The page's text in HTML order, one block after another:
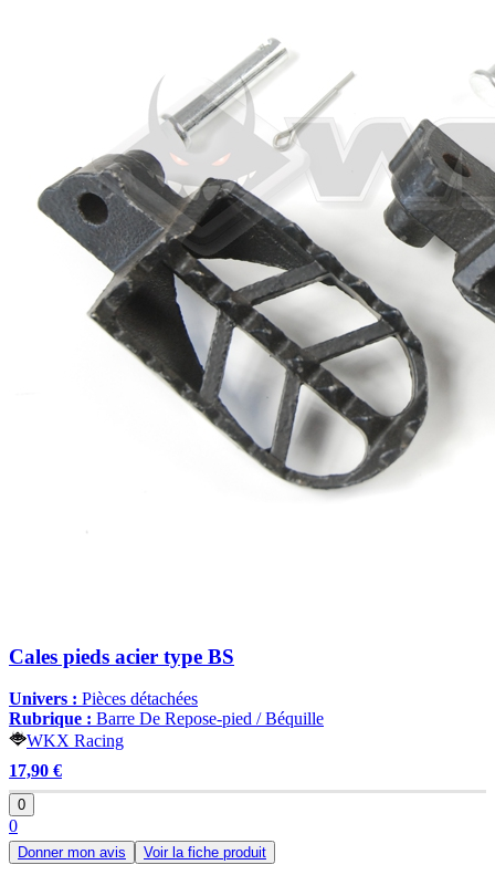
Cales pieds acier type BS
Univers : Pièces détachées
Rubrique : Barre De Repose-pied / Béquille
WKX Racing
17,90 €
0
0
Donner mon avis Voir la fiche produit